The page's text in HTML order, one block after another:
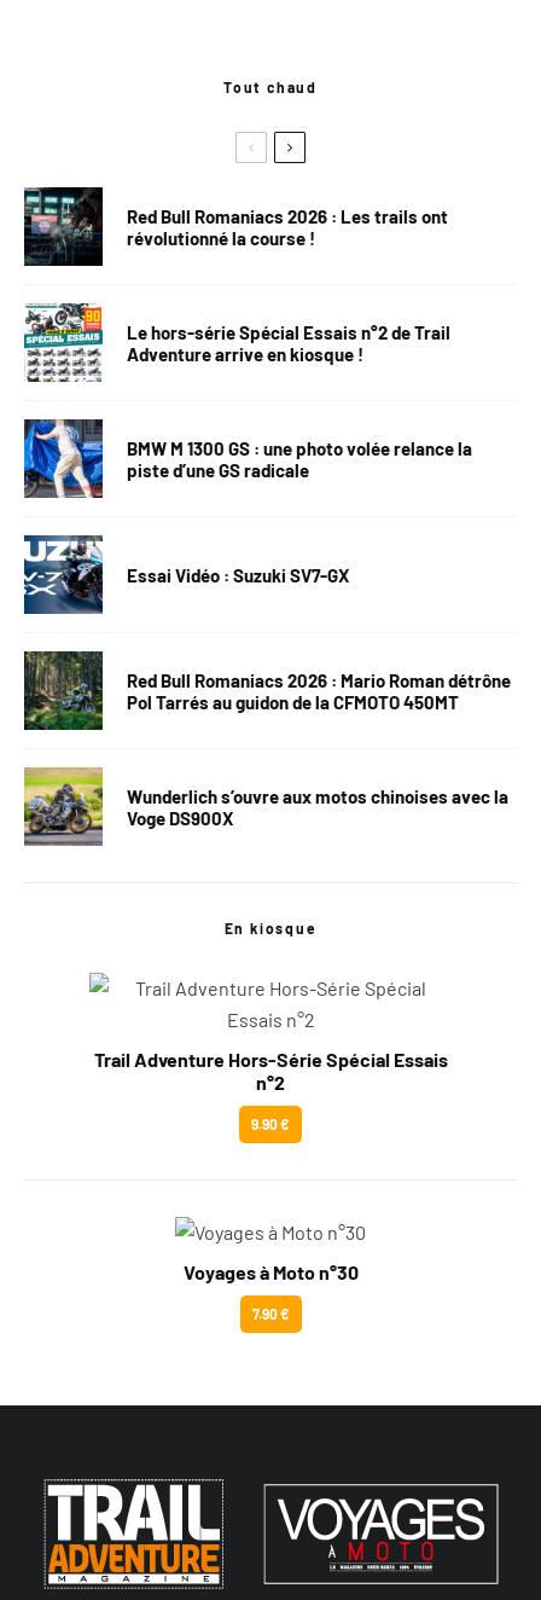
Tout chaud
Red Bull Romaniacs 2026 : Les trails ont
révolutionné la course !
Le hors-série Spécial Essais n°2 de Trail
Adventure arrive en kiosque !
BMW M 1300 GS : une photo volée relance la
piste d’une GS radicale
Essai Vidéo : Suzuki SV7-GX
Red Bull Romaniacs 2026 : Mario Roman détrône
Pol Tarrés au guidon de la CFMOTO 450MT
Wunderlich s’ouvre aux motos chinoises avec la
Voge DS900X
En kiosque
Trail Adventure Hors-Série Spécial Essais
n°2
9.90 €
Voyages à Moto n°30
7.90 €